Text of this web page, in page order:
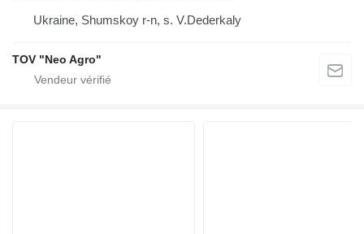
Ukraine, Shumskoy r-n, s. V.Dederkaly
TOV "Neo Agro"